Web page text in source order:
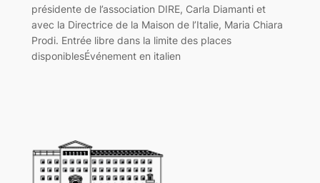
présidente de l’association DIRE, Carla Diamanti et
avec la Directrice de la Maison de l’Italie, Maria Chiara
Prodi. Entrée libre dans la limite des places
disponiblesÉvénement en italien